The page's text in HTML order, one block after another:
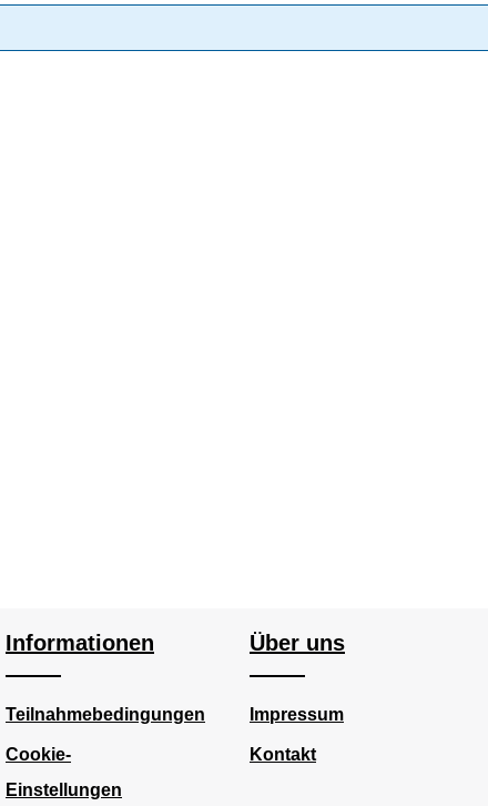
Informationen
Teilnahmebedingungen
Cookie-
Einstellungen
Über uns
Impressum
Kontakt